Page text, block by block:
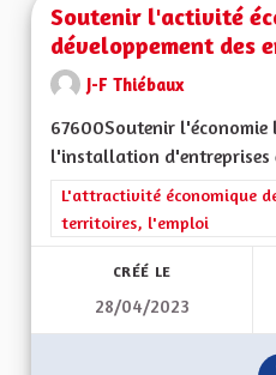
Soutenir l'activité
développement des
J-F Thiébaux
67600Soutenir l'économie
l'installation d'entreprises
Filtrer les résultats de la
L'attractivité économique
territoires, l'emploi
CRÉÉ LE
28/04/2023